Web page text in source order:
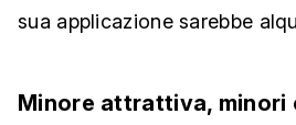
sua applicazione sarebbe
Minore attrattiva, minori